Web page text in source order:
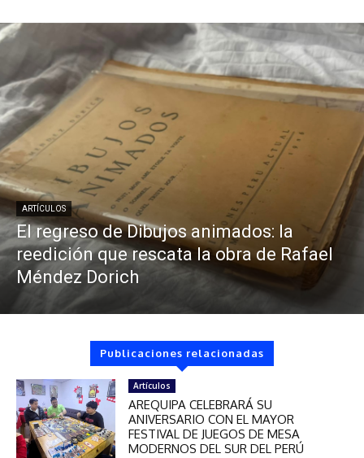
ARTÍCULOS
El regreso de Dibujos animados: la
reedición que rescata la obra de Rafael
Méndez Dorich
Publicaciones relacionadas
Artículos
AREQUIPA CELEBRARÁ SU
ANIVERSARIO CON EL MAYOR
FESTIVAL DE JUEGOS DE MESA
MODERNOS DEL SUR DEL PERÚ